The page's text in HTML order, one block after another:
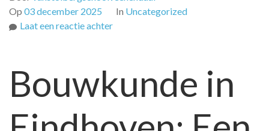
Op 03 december 2025 In Uncategorized
Laat een reactie achterop
Eindhoven:
Een
in
Bouwkunde in